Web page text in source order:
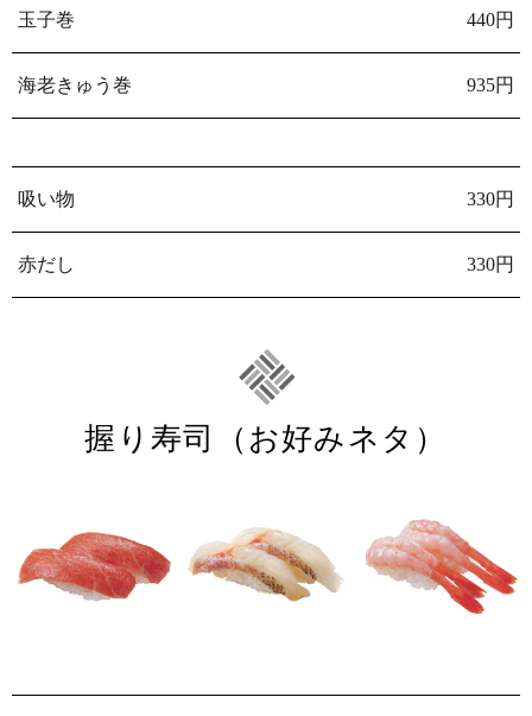
玉子巻 440円
海老きゅう巻 935円
吸い物 330円
赤だし 330円
握り寿司（お好みネタ）